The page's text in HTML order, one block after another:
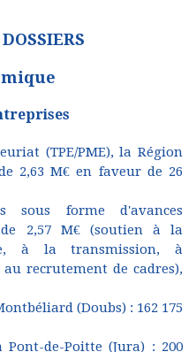
(TPE/PME), la Région
2,63 M€ en faveur de 26
sous forme d'avances
2,57 M€ (soutien à la
à la transmission, à
recrutement de cadres),
(Doubs) : 162 175
de-Poitte (Jura) : 200